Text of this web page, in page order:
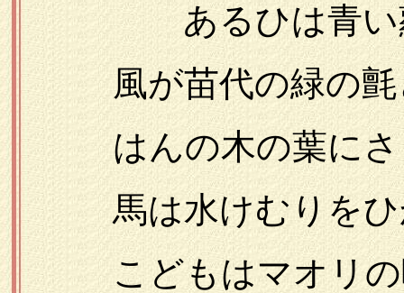
あるひは青い蘿
風が苗代の緑の氈
はんの木の葉にさ
馬は水けむりをひ
こどもはマオリの